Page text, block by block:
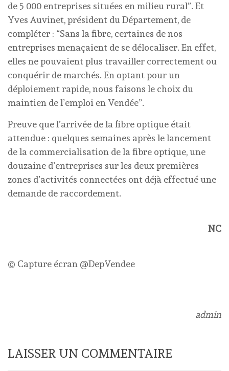
de 5 000 entreprises situées en milieu rural”. Et
Yves Auvinet, président du Département, de
compléter : “Sans la fibre, certaines de nos
entreprises menaçaient de se délocaliser. En effet,
elles ne pouvaient plus travailler correctement ou
conquérir de marchés. En optant pour un
déploiement rapide, nous faisons le choix du
maintien de l’emploi en Vendée”.
Preuve que l’arrivée de la fibre optique était
attendue : quelques semaines après le lancement
de la commercialisation de la fibre optique, une
douzaine d’entreprises sur les deux premières
zones d’activités connectées ont déjà effectué une
demande de raccordement.
NC
© Capture écran @DepVendee
admin
LAISSER UN COMMENTAIRE